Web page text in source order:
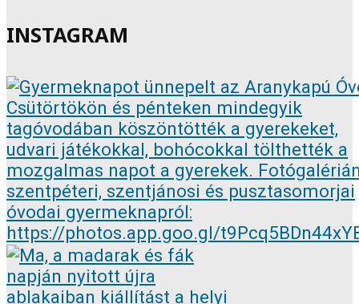
INSTAGRAM